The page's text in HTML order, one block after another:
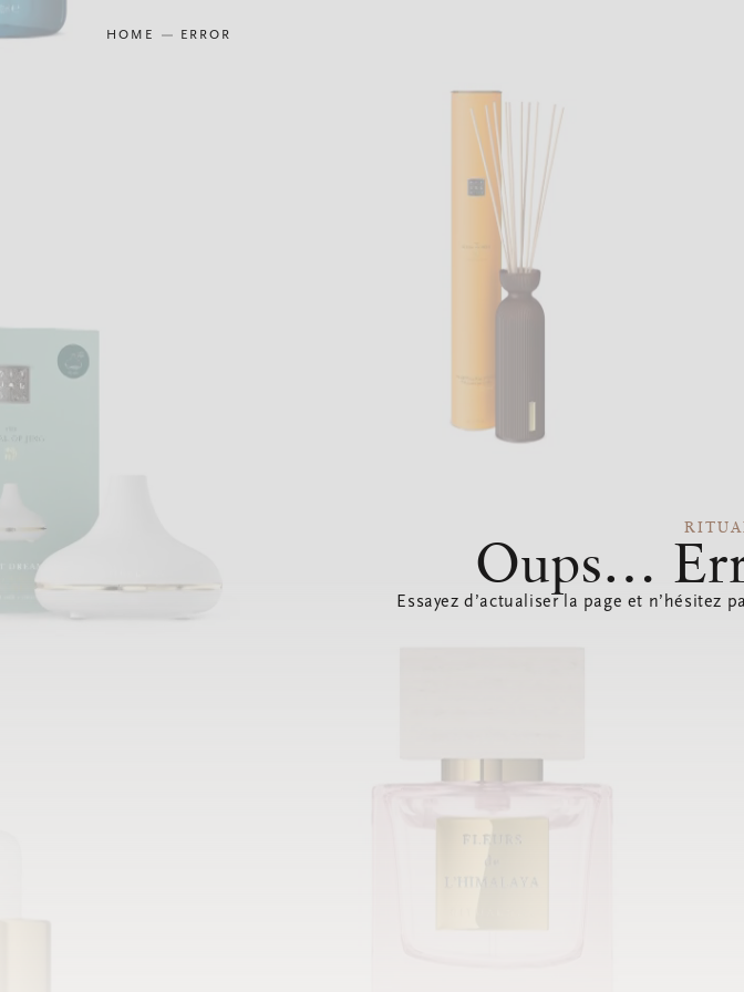
HOME ERROR
Oups…
Essayez d’actualiser la page et n’hésitez